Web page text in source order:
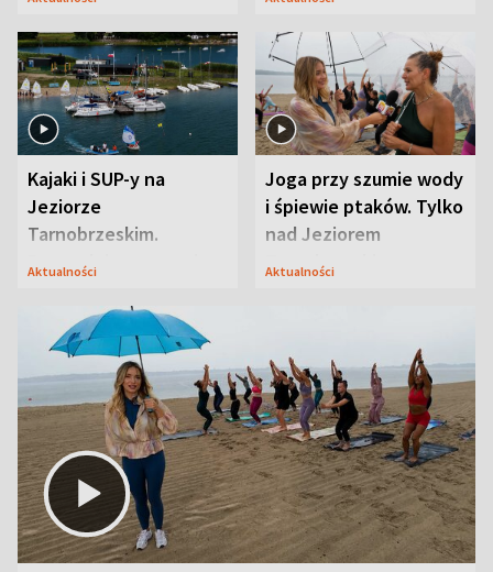
Kajaki i SUP-y na
Jeziorze
Tarnobrzeskim.
Przyrodnicy zwracają
Aktualności
Joga przy szumie wody
i śpiewie ptaków. Tylko
nad Jeziorem
Tarnobrzeskim
Aktualności